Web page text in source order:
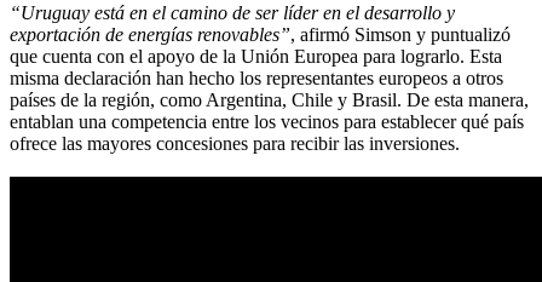
“Uruguay está en el camino de ser líder en el desarrollo y
exportación de energías renovables”, afirmó Simson y puntualizó
que cuenta con el apoyo de la Unión Europea para lograrlo. Esta
misma declaración han hecho los representantes europeos a otros
países de la región, como Argentina, Chile y Brasil. De esta manera,
entablan una competencia entre los vecinos para establecer qué país
ofrece las mayores concesiones para recibir las inversiones.